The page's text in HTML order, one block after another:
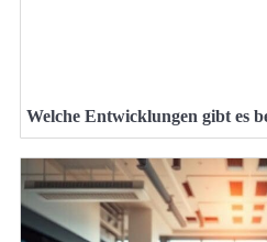
Welche Entwicklungen gibt es